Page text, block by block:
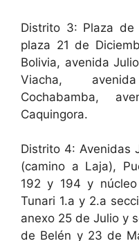
Distrito 3: Plaza de
plaza 21 de
Bolivia, avenida
Viacha,
Cochabamba,
Caquingora.
Distrito 4: Avenidas
(camino a Laja),
192 y 194 y
Tunari 1.a y 2.a
anexo 25 de Julio y
de Belén y 23 de